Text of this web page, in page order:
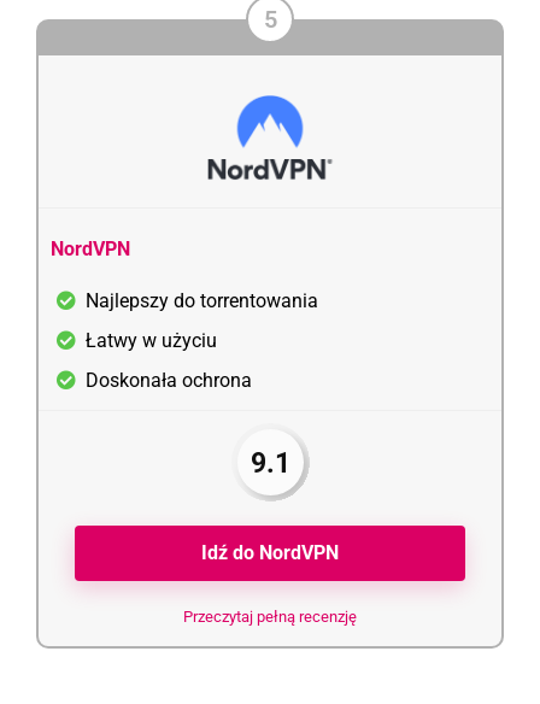
5
NordVPN
Najlepszy do torrentowania
Łatwy w użyciu
Doskonała ochrona
9.1
Idź do NordVPN
Przeczytaj pełną recenzję